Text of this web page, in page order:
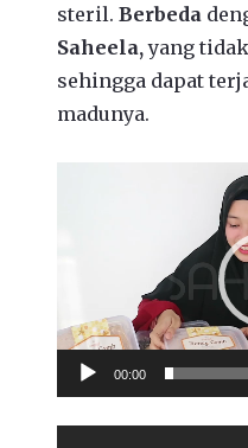
steril. Berbeda
Saheela,yang
sehingga dapat
madunya.
00:00